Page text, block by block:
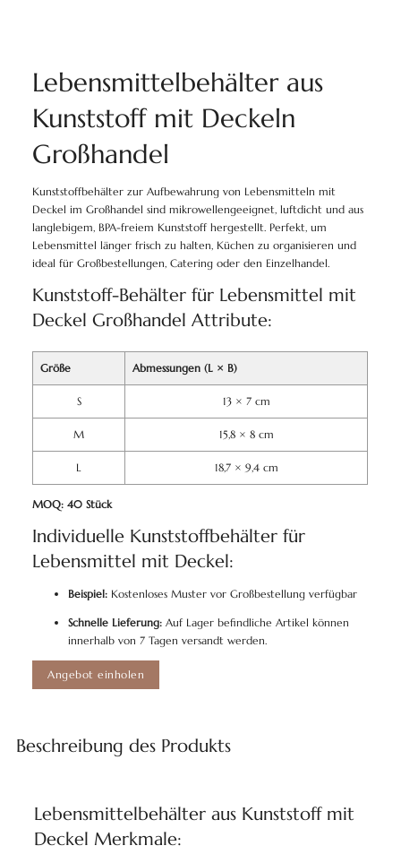
Lebensmittelbehälter aus
Kunststoff mit Deckeln
Großhandel
Kunststoffbehälter zur Aufbewahrung von Lebensmitteln mit
Deckel im Großhandel sind mikrowellengeeignet, luftdicht und aus
langlebigem, BPA-freiem Kunststoff hergestellt. Perfekt, um
Lebensmittel länger frisch zu halten, Küchen zu organisieren und
ideal für Großbestellungen, Catering oder den Einzelhandel.
Kunststoff-Behälter für Lebensmittel mit
Deckel Großhandel Attribute:
Größe Abmessungen (L × B)
S 13 × 7 cm
M 15,8 × 8 cm
L 18,7 × 9,4 cm
MOQ: 40 Stück
Individuelle Kunststoffbehälter für
Lebensmittel mit Deckel:
Beispiel: Kostenloses Muster vor Großbestellung verfügbar
Schnelle Lieferung: Auf Lager befindliche Artikel können
innerhalb von 7 Tagen versandt werden.
Angebot einholen
Beschreibung des Produkts
Lebensmittelbehälter aus Kunststoff mit
Deckel Merkmale: